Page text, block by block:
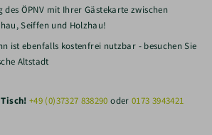
des ÖPNV mit Ihrer Gästekarte zwischen
Seiffen und Holzhau!
ist ebenfalls kostenfrei nutzbar - besuchen Sie
Altstadt
+49 (0)37327 838290 oder0173 3943421